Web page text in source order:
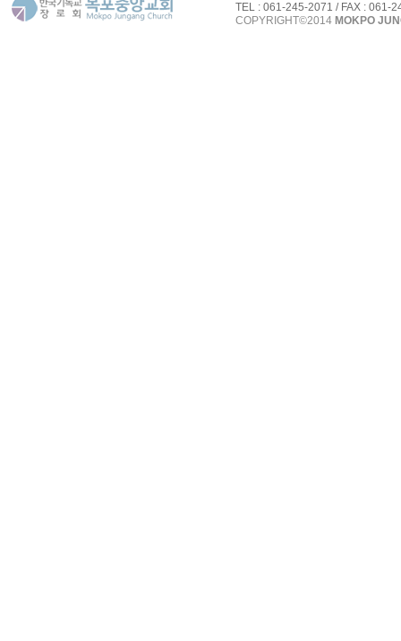
TEL : 061-245-2071 / FAX : 061-
COPYRIGHT©2014 MOKPO